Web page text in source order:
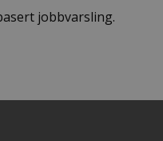
jobbvarsling.